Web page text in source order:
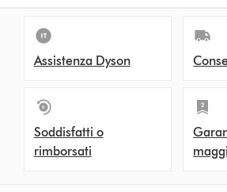
Assistenza Dyson
Soddisfatti o
rimborsati